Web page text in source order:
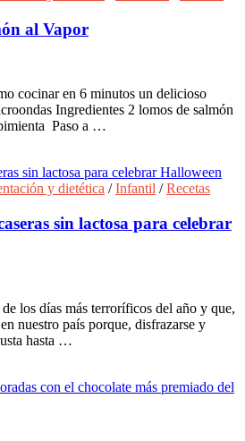
al Vapor
cocinar en 6 minutos un delicioso
Ingredientes 2 lomos de salmón
Paso a …
y dietética /Infantil /Recetas
sin lactosa para celebrar
los días más terroríficos del año y que,
nuestro país porque, disfrazarse y
hasta …